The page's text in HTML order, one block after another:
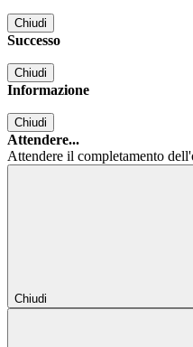
Chiudi
Successo
Chiudi
Informazione
Chiudi
Attendere...
Attendere il completamento
Chiudi